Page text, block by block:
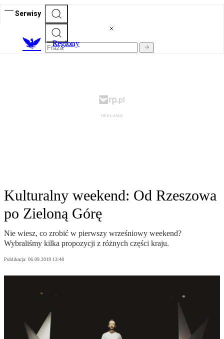
Serwisy
Regiony
Kulturalny weekend: Od Rzeszowa
po Zieloną Górę
Nie wiesz, co zrobić w pierwszy wrześniowy weekend?
Wybraliśmy kilka propozycji z różnych części kraju.
Publikacja: 06.09.2019 13:48